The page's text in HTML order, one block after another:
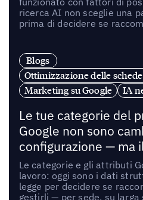
ricerca AI non sceglie una
prima di decidere se
Blogs
Ottimizzazione delle
Marketing su Google
IA
Le tue categorie del
Google non sono
configurazione — ma
Le categorie e gli attributi
lavoro: oggi sono i dati
legge per decidere se
gestirli — per sede, su larga